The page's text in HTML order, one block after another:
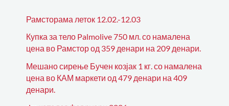
Рамсторама леток 12.02.-12.03
Купка за тело Palmolive 750 мл. со намалена
цена во Рамстор од 359 денари на 209 денари.
Мешано сирење Бучен козјак 1 кг. со намалена
цена во КАМ маркети од 479 денари на 409
денари.